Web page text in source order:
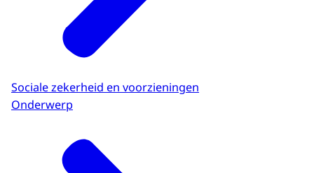
Sociale zekerheid en voorzieningen
Onderwerp